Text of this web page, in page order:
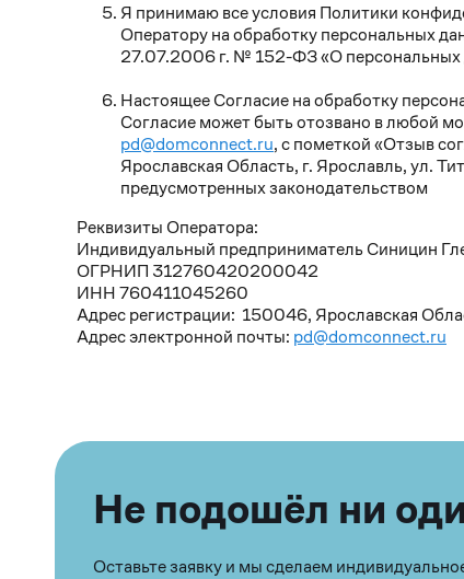
Я принимаю все условия Политики
Оператору на обработку персональных
27.07.2006 г. № 152-ФЗ «О персональных
Настоящее Согласие на обработку
Согласие может быть отозвано в любой
pd@domconnect.ru, с пометкой «Отзыв
Ярославская Область, г. Ярославль, ул.
предусмотренных законодательством
Реквизиты Оператора:
Индивидуальный предприниматель Синицин
ОГРНИП 312760420200042
ИНН 760411045260
Адрес регистрации: 150046, Ярославская
Адрес электронной почты: pd@domconnect.ru
Не подошёл ни
Оставьте заявку и мы сделаем